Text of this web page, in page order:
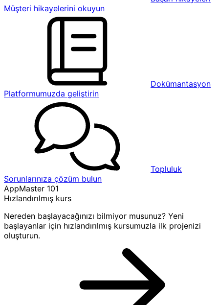
Müşteri hikayelerini okuyun
Dokümantasyon
Platformumuzda geliştirin
Topluluk
Sorunlarınıza çözüm bulun
AppMaster 101
Hızlandırılmış kurs
Nereden başlayacağınızı bilmiyor musunuz? Yeni
başlayanlar için hızlandırılmış kursumuzla ilk projenizi
oluşturun.